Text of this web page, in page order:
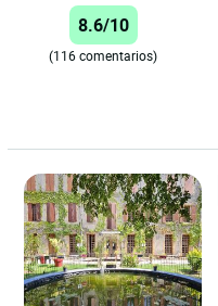
8.6/10
(116 comentarios)